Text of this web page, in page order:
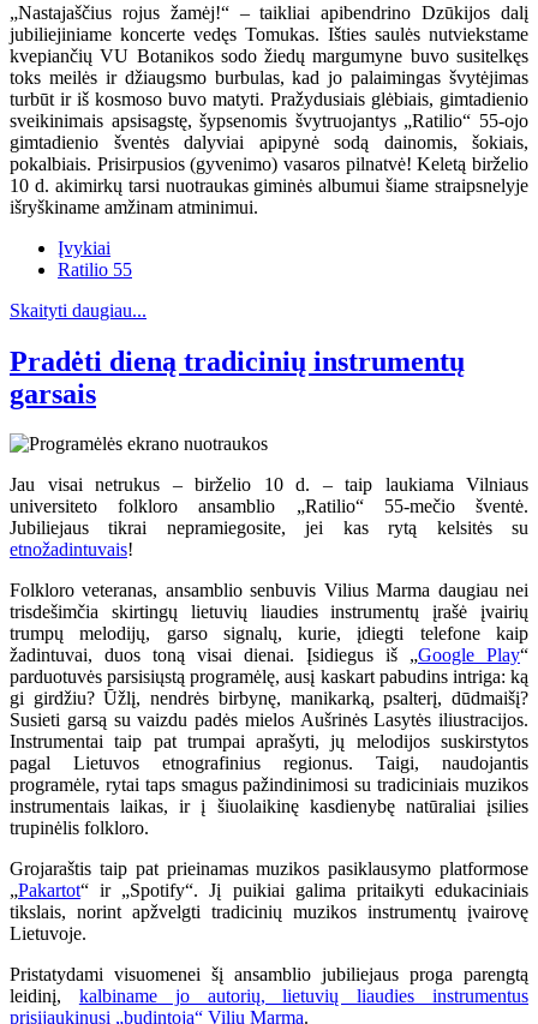
„Nastajaščius rojus žamėj!“ – taikliai apibendrino Dzūkijos dalį
jubiliejiniame koncerte vedęs Tomukas. Išties saulės nutviekstame
kvepiančių VU Botanikos sodo žiedų margumyne buvo susitelkęs
toks meilės ir džiaugsmo burbulas, kad jo palaimingas švytėjimas
turbūt ir iš kosmoso buvo matyti. Pražydusiais glėbiais, gimtadienio
sveikinimais apsisagstę, šypsenomis švytruojantys „Ratilio“ 55-ojo
gimtadienio šventės dalyviai apipynė sodą dainomis, šokiais,
pokalbiais. Prisirpusios (gyvenimo) vasaros pilnatvė! Keletą birželio
10 d. akimirkų tarsi nuotraukas giminės albumui šiame straipsnelyje
išryškiname amžinam atminimui.
Įvykiai
Ratilio 55
Skaityti daugiau...
Pradėti dieną tradicinių instrumentų
garsais
Jau visai netrukus – birželio 10 d. – taip laukiama Vilniaus
universiteto folkloro ansamblio „Ratilio“ 55-mečio šventė.
Jubiliejaus tikrai nepramiegosite, jei kas rytą kelsitės su
etnožadintuvais!
Folkloro veteranas, ansamblio senbuvis Vilius Marma daugiau nei
trisdešimčia skirtingų lietuvių liaudies instrumentų įrašė įvairių
trumpų melodijų, garso signalų, kurie, įdiegti telefone kaip
žadintuvai, duos toną visai dienai. Įsidiegus iš „Google Play“
parduotuvės parsisiųstą programėlę, ausį kaskart pabudins intriga: ką
gi girdžiu? Ūžlį, nendrės birbynę, manikarką, psalterį, dūdmaišį?
Susieti garsą su vaizdu padės mielos Aušrinės Lasytės iliustracijos.
Instrumentai taip pat trumpai aprašyti, jų melodijos suskirstytos
pagal Lietuvos etnografinius regionus. Taigi, naudojantis
programėle, rytai taps smagus pažindinimosi su tradiciniais muzikos
instrumentais laikas, ir į šiuolaikinę kasdienybę natūraliai įsilies
trupinėlis folkloro.
Grojaraštis taip pat prieinamas muzikos pasiklausymo platformose
„Pakartot“ ir „Spotify“. Jį puikiai galima pritaikyti edukaciniais
tikslais, norint apžvelgti tradicinių muzikos instrumentų įvairovę
Lietuvoje.
Pristatydami visuomenei šį ansamblio jubiliejaus proga parengtą
leidinį, kalbiname jo autorių, lietuvių liaudies instrumentus
prisijaukinusį „budintoją“ Vilių Marmą.